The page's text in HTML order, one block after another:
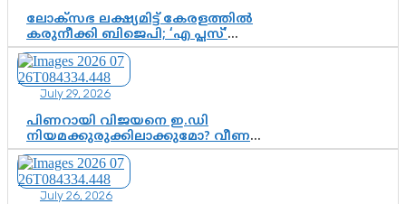
ലോക്സഭ ലക്ഷ്യമിട്ട് കേരളത്തിൽ
കരുനീക്കി ബിജെപി; ‘എ പ്ലസ്’
മണ്ഡലങ്ങളിൽ പ്രമുഖരെ ഇറക്കി
കേന്ദ്രനേതൃത്വം, തിരുവനന്തപുരത്ത്
രാജീവ് ചന്ദ്രശേഖർ, ആറ്റിങ്ങലിൽ
കെ. സുരേന്ദ്രൻ; ആലപ്പുഴയിൽ
ശോഭാ സുരേന്ദ്രൻ..
July 29, 2026
പിണറായി വിജയനെ ഇ.ഡി
നിയമക്കുരുക്കിലാക്കുമോ? വീണ
വിജയൻ മാപ്പുസാക്ഷിയാകുമോ?
കർത്തയുടെ മൊഴി നിർണായക
വഴിത്തിരിവാകുമോ?
July 26, 2026